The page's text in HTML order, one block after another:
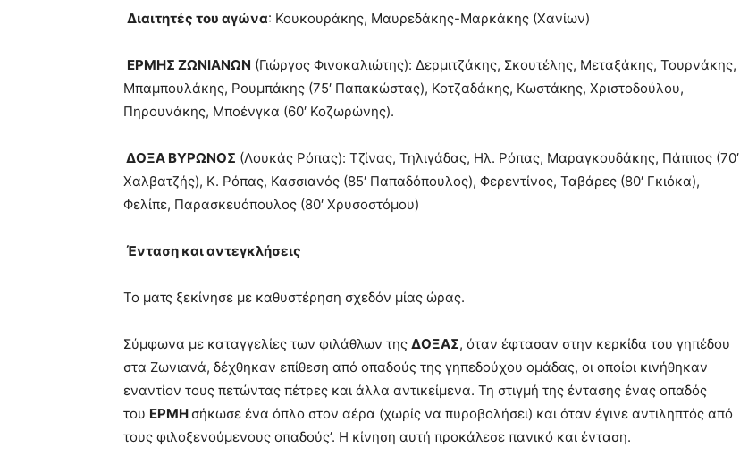
Διαιτητές του αγώνα: Κουκουράκης, Μαυρεδάκης-Μαρκάκης (Χανίων)
ΕΡΜΗΣ ΖΩΝΙΑΝΩΝ (Γιώργος Φινοκαλιώτης): Δερμιτζάκης, Σκουτέλης, Μεταξάκης, Τουρνάκης,
Μπαμπουλάκης, Ρουμπάκης (75′ Παπακώστας), Κοτζαδάκης, Κωστάκης, Χριστοδούλου,
Πηρουνάκης, Μποένγκα (60′ Κοζωρώνης).
ΔΟΞΑ ΒΥΡΩΝΟΣ (Λουκάς Ρόπας): Τζίνας, Τηλιγάδας, Ηλ. Ρόπας, Μαραγκουδάκης, Πάππος (70′
Χαλβατζής), Κ. Ρόπας, Κασσιανός (85′ Παπαδόπουλος), Φερεντίνος, Ταβάρες (80′ Γκιόκα),
Φελίπε, Παρασκευόπουλος (80′ Χρυσοστόμου)
Ένταση και αντεγκλήσεις
Το ματς ξεκίνησε με καθυστέρηση σχεδόν μίας ώρας.
Σύμφωνα με καταγγελίες των φιλάθλων της ΔΟΞΑΣ, όταν έφτασαν στην κερκίδα του γηπέδου
στα Ζωνιανά, δέχθηκαν επίθεση από οπαδούς της γηπεδούχου ομάδας, οι οποίοι κινήθηκαν
εναντίον τους πετώντας πέτρες και άλλα αντικείμενα. Τη στιγμή της έντασης ένας οπαδός
του ΕΡΜΗ σήκωσε ένα όπλο στον αέρα (χωρίς να πυροβολήσει) και όταν έγινε αντιληπτός από
τους φιλοξενούμενους οπαδούς’. Η κίνηση αυτή προκάλεσε πανικό και ένταση.